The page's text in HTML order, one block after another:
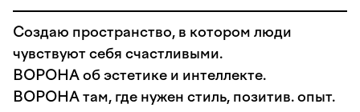
Создаю пространство, в котором люди
чувствуют себя счастливыми.
ВОРОНА об эстетике и интеллекте.
ВОРОНА там, где нужен стиль, позитив. опыт.